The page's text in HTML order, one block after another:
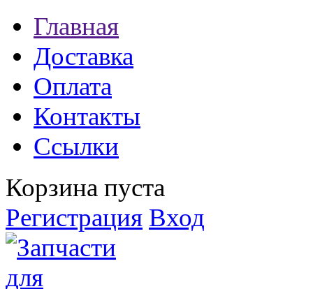
Главная
Доставка
Оплата
Контакты
Ссылки
Корзина пуста
Регистрация Вход